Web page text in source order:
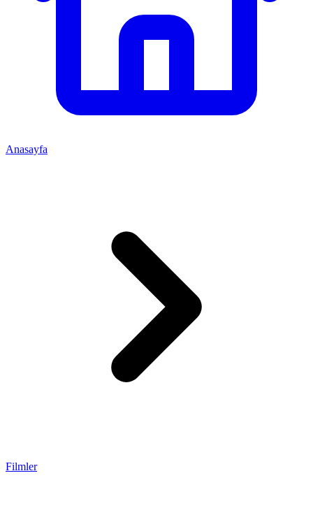
Anasayfa
Filmler